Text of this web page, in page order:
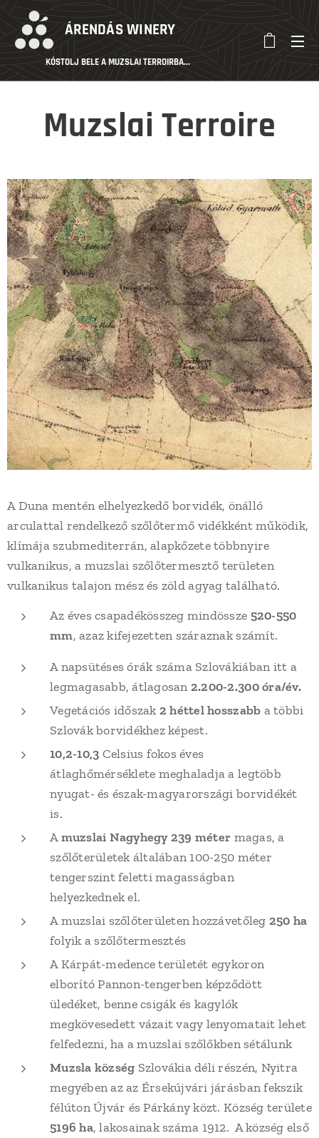
ÁRENDÁSWINERY
KÓSTOLJ BELE A MUZSLAI TERROIRBA...
Muzslai Terroire
A Duna mentén elhelyezkedő borvidék, önálló
arculattal rendelkező szőlőtermő vidékként működik,
klímája szubmediterrán, alapkőzete többnyire
vulkanikus, a muzslai szőlőtermesztő területen
vulkanikus talajon mész és zöld agyag található.
Az éves csapadékösszeg mindössze 520-550
mm, azaz kifejezetten száraznak számít.
A napsütéses órák száma Szlovákiában itt a
legmagasabb, átlagosan2.200-2.300 óra/év.
Vegetációs időszak2 héttel hosszabb a többi
Szlovák borvidékhez képest.
10,2-10,3 Celsius fokos éves
átlaghőmérséklete meghaladja a legtöbb
nyugat- és észak-magyarországi borvidékét
is.
Amuzslai Nagyhegy 239 méter magas, a
szőlőterületek általában 100-250 méter
tengerszint feletti magasságban
helyezkednek el.
A muzslai szőlőterületen hozzávetőleg 250 ha
folyik a szőlőtermesztés
A Kárpát-medence területét egykoron
elborító Pannon-tengerben képződött
üledéket, benne csigák és kagylók
megkövesedett vázait vagy lenyomatait lehet
felfedezni, ha a muzslai szőlőkben sétálunk
Muzsla község Szlovákia déli részén, Nyitra
megyében az az Érsekújvári járásban fekszik
félúton Újvár és Párkány közt. Község területe
5196 ha, lakosainak száma 1912. A község első